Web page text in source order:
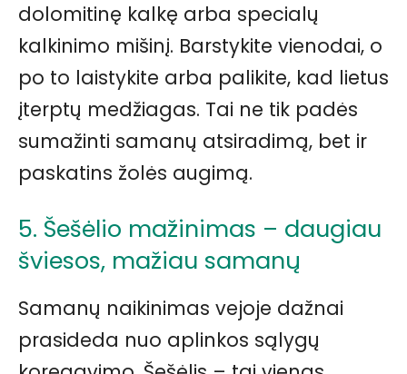
dolomitinę kalkę arba specialų
kalkinimo mišinį. Barstykite vienodai, o
po to laistykite arba palikite, kad lietus
įterptų medžiagas. Tai ne tik padės
sumažinti samanų atsiradimą, bet ir
paskatins žolės augimą.
5. Šešėlio mažinimas – daugiau
šviesos, mažiau samanų
Samanų naikinimas vejoje dažnai
prasideda nuo aplinkos sąlygų